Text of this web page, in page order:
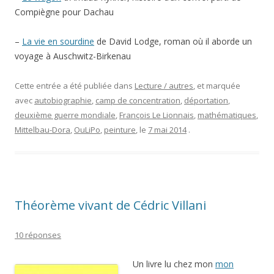
Compiègne pour Dachau
– La vie en sourdine de David Lodge, roman où il aborde un
voyage à Auschwitz-Birkenau
Cette entrée a été publiée dans Lecture / autres, et marquée
avec autobiographie, camp de concentration, déportation,
deuxième guerre mondiale, François Le Lionnais, mathématiques,
Mittelbau-Dora, OuLiPo, peinture, le 7 mai 2014 .
Théorème vivant de Cédric Villani
10 réponses
Un livre lu chez mon mon